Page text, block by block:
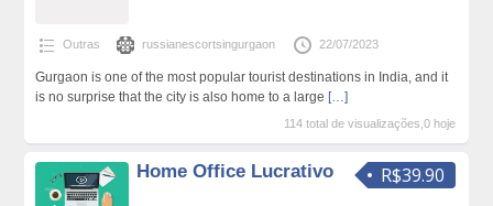
Outras russianescortsingurgaon 22/07/2023
Gurgaon is one of the most popular tourist destinations in India, and it
is no surprise that the city is also home to a large […]
114 total de visualizações,0 hoje
R$39.90
Home Office Lucrativo